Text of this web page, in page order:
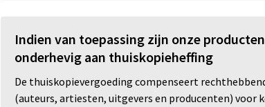
Indien van toepassing zijn onze producten
onderhevig aan thuiskopieheffing
De thuiskopievergoeding compenseert
(auteurs, artiesten, uitgevers en producenten) voor